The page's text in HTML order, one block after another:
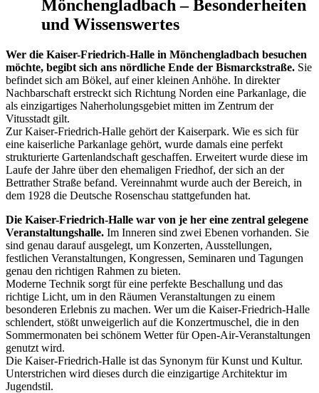
Mönchengladbach – Besonderheiten
und Wissenswertes
Wer die Kaiser-Friedrich-Halle in Mönchengladbach besuchen
möchte, begibt sich ans nördliche Ende der Bismarckstraße. Sie
befindet sich am Bökel, auf einer kleinen Anhöhe. In direkter
Nachbarschaft erstreckt sich Richtung Norden eine Parkanlage, die
als einzigartiges Naherholungsgebiet mitten im Zentrum der
Vitusstadt gilt.
Zur Kaiser-Friedrich-Halle gehört der Kaiserpark. Wie es sich für
eine kaiserliche Parkanlage gehört, wurde damals eine perfekt
strukturierte Gartenlandschaft geschaffen. Erweitert wurde diese im
Laufe der Jahre über den ehemaligen Friedhof, der sich an der
Bettrather Straße befand. Vereinnahmt wurde auch der Bereich, in
dem 1928 die Deutsche Rosenschau stattgefunden hat.
Die Kaiser-Friedrich-Halle war von je her eine zentral gelegene
Veranstaltungshalle. Im Inneren sind zwei Ebenen vorhanden. Sie
sind genau darauf ausgelegt, um Konzerten, Ausstellungen,
festlichen Veranstaltungen, Kongressen, Seminaren und Tagungen
genau den richtigen Rahmen zu bieten.
Moderne Technik sorgt für eine perfekte Beschallung und das
richtige Licht, um in den Räumen Veranstaltungen zu einem
besonderen Erlebnis zu machen. Wer um die Kaiser-Friedrich-Halle
schlendert, stößt unweigerlich auf die Konzertmuschel, die in den
Sommermonaten bei schönem Wetter für Open-Air-Veranstaltungen
genutzt wird.
Die Kaiser-Friedrich-Halle ist das Synonym für Kunst und Kultur.
Unterstrichen wird dieses durch die einzigartige Architektur im
Jugendstil.